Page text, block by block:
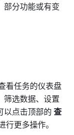
部分功能或有变
看任务的仪表盘
筛选数据、设置
以点击顶部的 查
行更多操作。